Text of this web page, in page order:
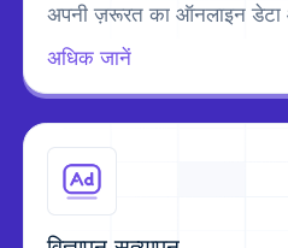
अपनी ज़रूरत का ऑनलाइन
अधिक जानें